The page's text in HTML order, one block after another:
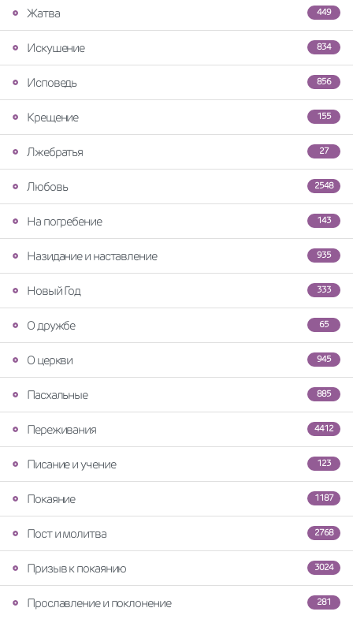
449
Жатва
834
Искушение
856
Исповедь
155
Крещение
27
Лжебратья
2548
Любовь
143
На погребение
935
Назидание и наставление
333
Новый Год
65
О дружбе
945
О церкви
885
Пасхальные
4412
Переживания
123
Писание и учение
1187
Покаяние
2768
Пост и молитва
3024
Призыв к покаянию
281
Прославление и поклонение